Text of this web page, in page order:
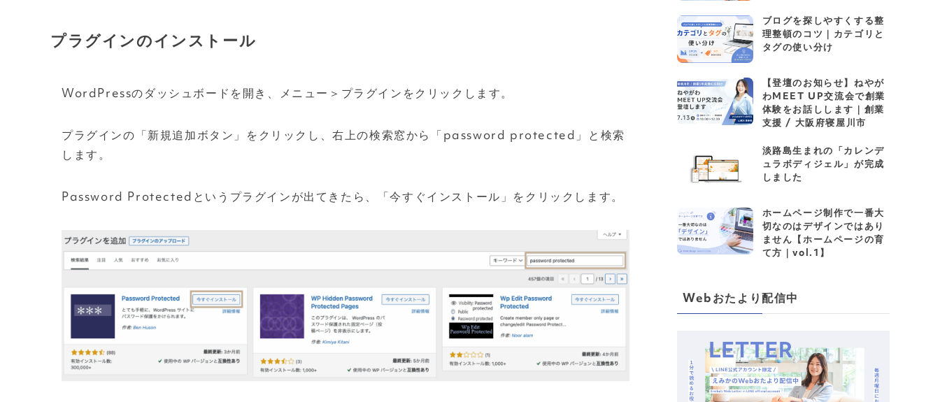
プラグインのインストール
WordPressのダッシュボードを開き、メニュー＞プラグインをクリックします。
プラグインの「新規追加ボタン」をクリックし、右上の検索窓から「password protected」と検索
します。
Password Protectedというプラグインが出てきたら、「今すぐインストール」をクリックします。
ブログを探しやすくする整
理整頓のコツ｜カテゴリと
タグの使い分け
【登壇のお知らせ】ねやが
わMEET UP交流会で創業
体験をお話しします｜創業
支援 / 大阪府寝屋川市
淡路島生まれの「カレンデ
ュラボディジェル」が完成
しました
ホームページ制作で一番大
切なのはデザインではあり
ません【ホームページの育
て方｜vol.1】
Webおたより配信中